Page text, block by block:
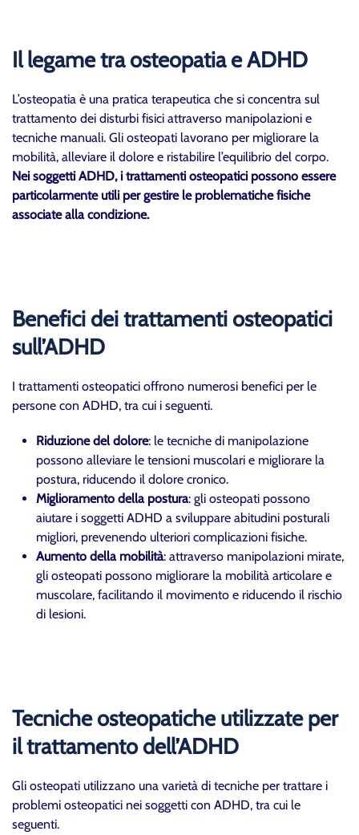
Il legame tra osteopatia e ADHD
L’osteopatia è una pratica terapeutica che si concentra sul
trattamento dei disturbi fisici attraverso manipolazioni e
tecniche manuali. Gli osteopati lavorano per migliorare la
mobilità, alleviare il dolore e ristabilire l’equilibrio del corpo.
Nei soggetti ADHD, i trattamenti osteopatici possono essere
particolarmente utili per gestire le problematiche fisiche
associate alla condizione.
Benefici dei trattamenti osteopatici
sull’ADHD
I trattamenti osteopatici offrono numerosi benefici per le
persone con ADHD, tra cui i seguenti.
Riduzione del dolore: le tecniche di manipolazione
possono alleviare le tensioni muscolari e migliorare la
postura, riducendo il dolore cronico.
Miglioramento della postura: gli osteopati possono
aiutare i soggetti ADHD a sviluppare abitudini posturali
migliori, prevenendo ulteriori complicazioni fisiche.
Aumento della mobilità: attraverso manipolazioni mirate,
gli osteopati possono migliorare la mobilità articolare e
muscolare, facilitando il movimento e riducendo il rischio
di lesioni.
Tecniche osteopatiche utilizzate per
il trattamento dell’ADHD
Gli osteopati utilizzano una varietà di tecniche per trattare i
problemi osteopatici nei soggetti con ADHD, tra cui le
seguenti.